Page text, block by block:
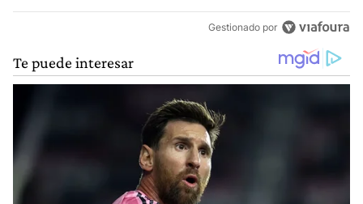
Gestionado por